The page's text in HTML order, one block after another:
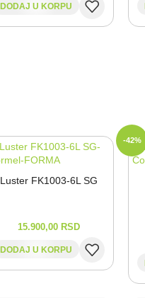
DODAJ U KORPU
Luster FK1003-⁠6L SG
15.900,00 RSD
DODAJ U KORPU
-42%